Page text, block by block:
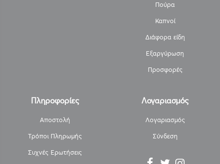
Πούρα
Καπνοί
Διάφορα είδη
Εξαργύρωση
Προσφορές
Πληροφορίες
Αποστολή
Τρόποι Πληρωμής
Συχνές Ερωτήσεις
Λογαριασμός
Λογαριασμός
Σύνδεση